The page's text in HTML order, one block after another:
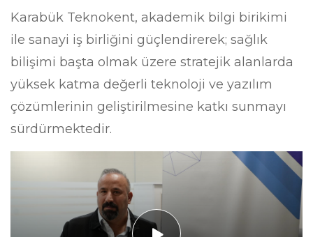
Karabük Teknokent, akademik bilgi birikimi
ile sanayi iş birliğini güçlendirerek; sağlık
bilişimi başta olmak üzere stratejik alanlarda
yüksek katma değerli teknoloji ve yazılım
çözümlerinin geliştirilmesine katkı sunmayı
sürdürmektedir.